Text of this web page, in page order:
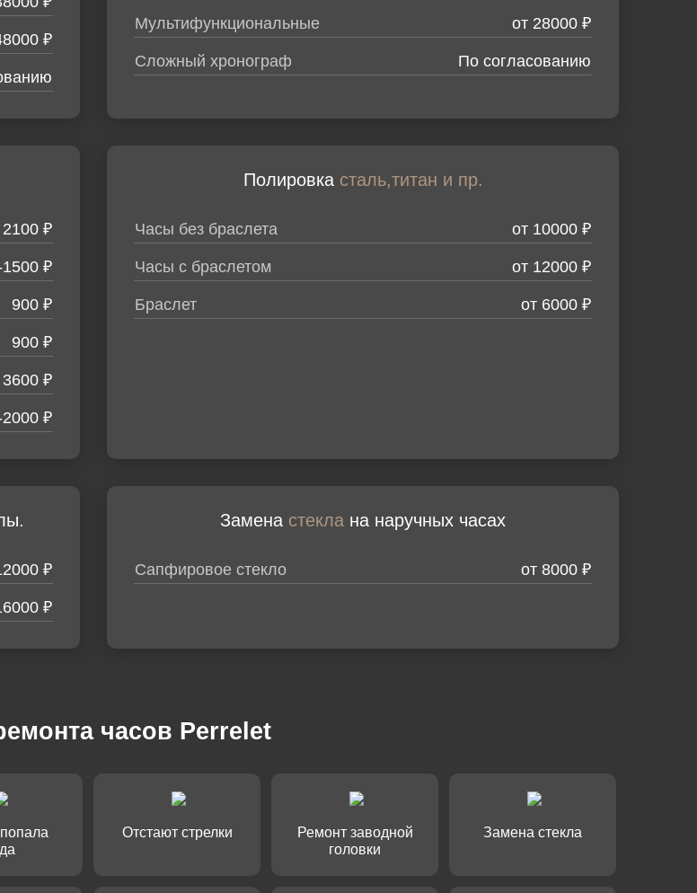
₽
Мультифункциональные от 28000 ₽
Сложный хронограф По согласованию
2100 ₽
₽
900 ₽
900 ₽
3600 ₽
₽
Полировка сталь,титан и пр.
Часы без браслета от 10000 ₽
Часы с браслетом от 12000 ₽
Браслет от 6000 ₽
₽
₽
Замена стекла на наручных часах
Сапфировое стекло от 8000 ₽
часов Perrelet
Отстают стрелки
Ремонт заводной
головки
Замена стекла
Марка и модель часов
Ваш телефон
Ваше имя